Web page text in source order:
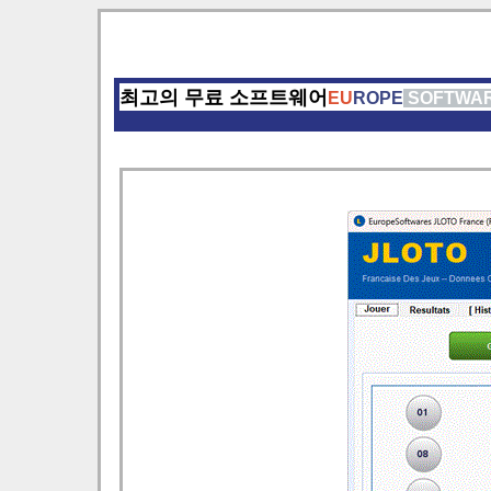
최고의 무료 소프트웨어 EU ROPE